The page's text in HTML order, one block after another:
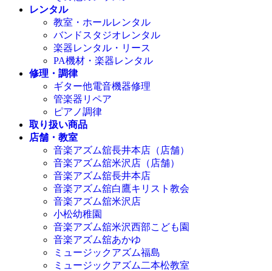
レンタル
教室・ホールレンタル
バンドスタジオレンタル
楽器レンタル・リース
PA機材・楽器レンタル
修理・調律
ギター他電音機器修理
管楽器リペア
ピアノ調律
取り扱い商品
店舗・教室
音楽アズム舘長井本店（店舗）
音楽アズム舘米沢店（店舗）
音楽アズム舘長井本店
音楽アズム舘白鷹キリスト教会
音楽アズム舘米沢店
小松幼稚園
音楽アズム舘米沢西部こども園
音楽アズム舘あかゆ
ミュージックアズム福島
ミュージックアズム二本松教室